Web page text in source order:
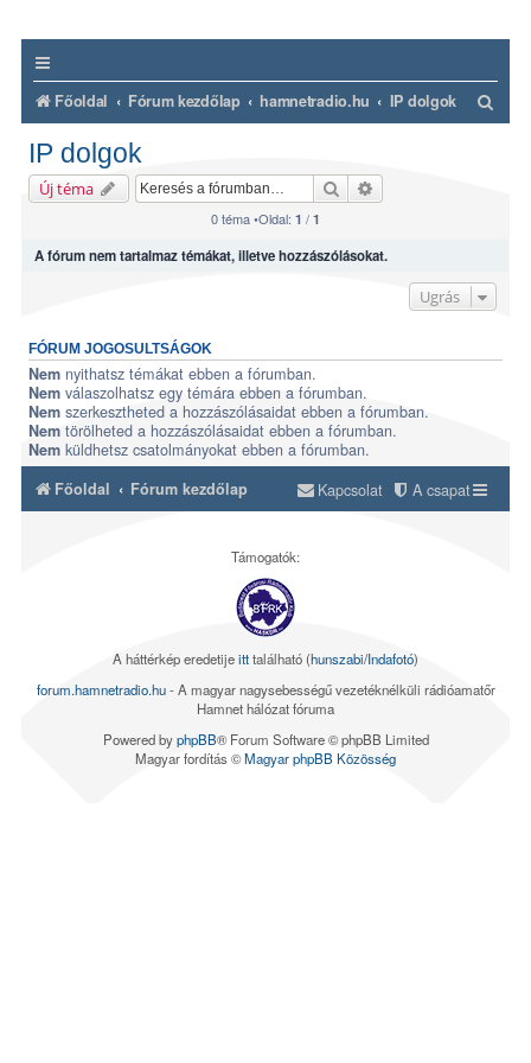
Főoldal Fórum kezdőlap hamnetradio.hu IP dolgok
s
IP dolgok
Új téma Keresés
0 téma •Oldal: 1 / 1
A fórum nem tartalmaz témákat, illetve hozzászólásokat.
Ugrás
FÓRUM JOGOSULTSÁGOK
Nem nyithatsz témákat ebben a fórumban.
Nem válaszolhatsz egy témára ebben a fórumban.
Nem szerkesztheted a hozzászólásaidat ebben a fórumban.
Nem törölheted a hozzászólásaidat ebben a fórumban.
Nem küldhetsz csatolmányokat ebben a fórumban.
Főoldal Fórum kezdőlap A csapat
Kapcsolat
Támogatók:
A háttérkép eredetijeitttalálható (hunszabi/Indafotó)
forum.hamnetradio.hu- A magyar nagysebességű vezetéknélküli rádióamatőr
Hamnet hálózat fóruma
Powered byphpBB® Forum Software © phpBB Limited
Magyar fordítás ©Magyar phpBB Közösség